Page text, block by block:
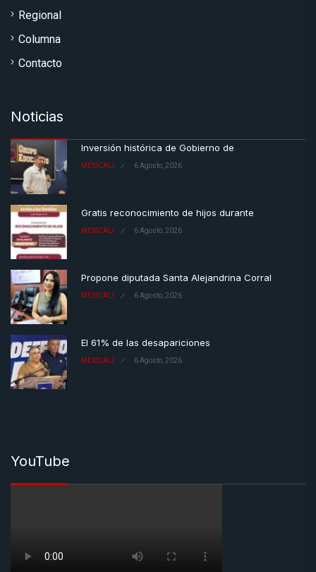
Regional
Columna
Contacto
Noticias
Inversión histórica de Gobierno de
MEXICALI 6 Agosto, 2026
Gratis reconocimiento de hijos durante
MEXICALI 6 Agosto, 2026
Propone diputada Santa Alejandrina Corral
MEXICALI 6 Agosto, 2026
El 61% de las desapariciones
MEXICALI 6 Agosto, 2026
YouTube